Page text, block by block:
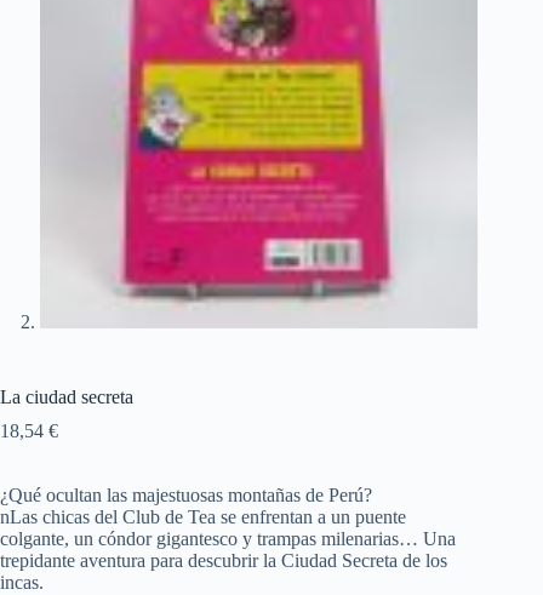
La ciudad secreta
18,54 €
¿Qué ocultan las majestuosas montañas de Perú?
nLas chicas del Club de Tea se enfrentan a un puente
colgante, un cóndor gigantesco y trampas milenarias… Una
trepidante aventura para descubrir la Ciudad Secreta de los
incas.